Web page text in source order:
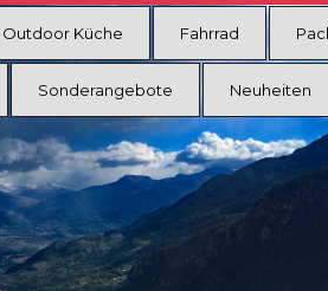
Outdoor Küche Fahrrad
Sonderangebote Neuheiten